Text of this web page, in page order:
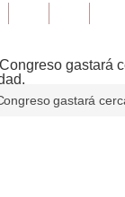
gastará